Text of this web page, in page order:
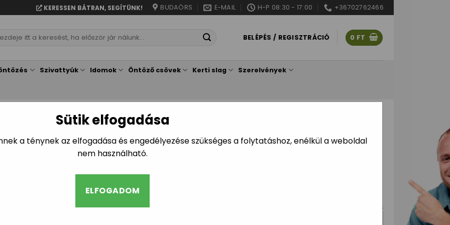
Sütik elfogadása
a ténynek az elfogadása és engedélyezése szükséges a folytatáshoz, enélkül a weboldal
nem használható.
ELFOGADOM
KERESSEN BÁTRAN, SEGÍTÜNK! BUDAÖRS E-MAIL H-P 08:30 - 17:00 +36702762466
BELÉPÉS / REGISZTRÁCIÓ 0 FT
Szivattyúk Idomok Öntöző csövek Kerti slag Szerelvények
KEZDŐLAP
35x120cm egyszínű zuzmó kép fa
keretben (5 keretszín, 10 alapszín)
79.990
TÖRLÉS